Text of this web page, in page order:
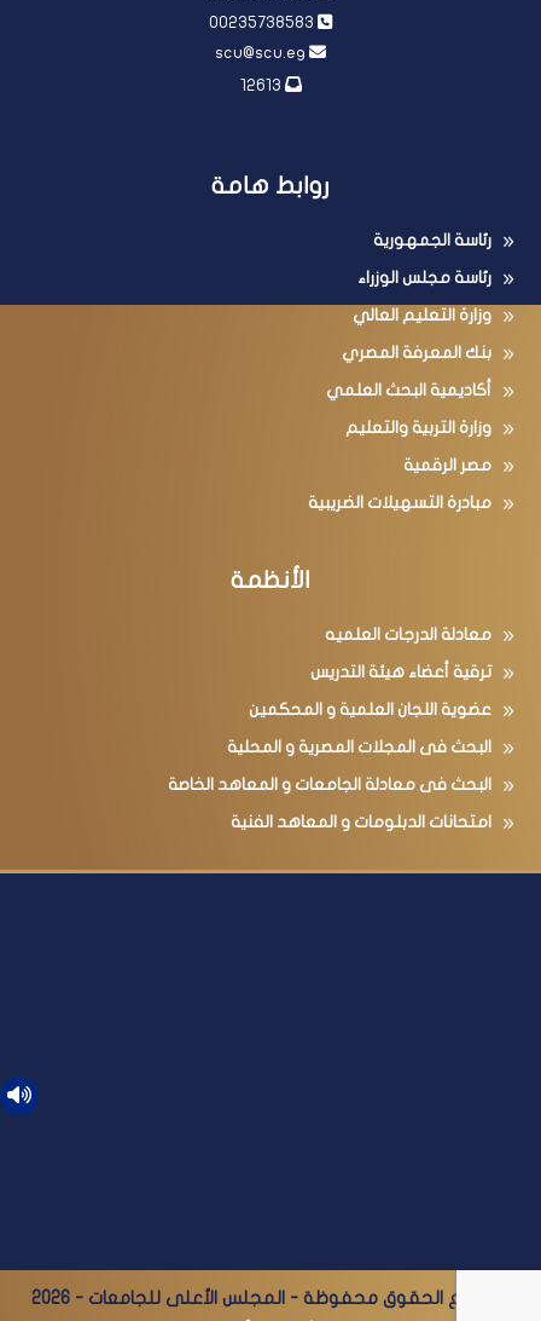
روابط هامة
رئاسة الجمهورية
رئاسة مجلس الوزراء
وزارة التعليم العالي
بنك المعرفة المصري
أكاديمية البحث العلمي
وزارة التربية والتعليم
مصر الرقمية
مبادرة التسهيلات الضريبية
الأنظمة
معادلة الدرجات العلميه
ترقية أعضاء هيئة التدريس
عضوية اللجان العلمية و المحكمين
البحث فى المجلات المصرية و المحلية
البحث فى معادلة الجامعات و المعاهد الخاصة
امتحانات الدبلومات و المعاهد الفنية
© جميع الحقوق محفوظة - المجلس الأعلى للجامعات - 2026